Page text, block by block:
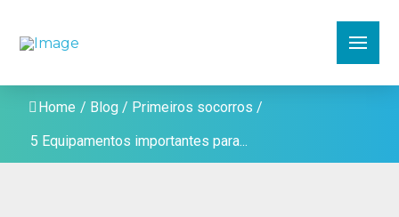
Home / Blog / Primeiros socorros /
5 Equipamentos importantes para...